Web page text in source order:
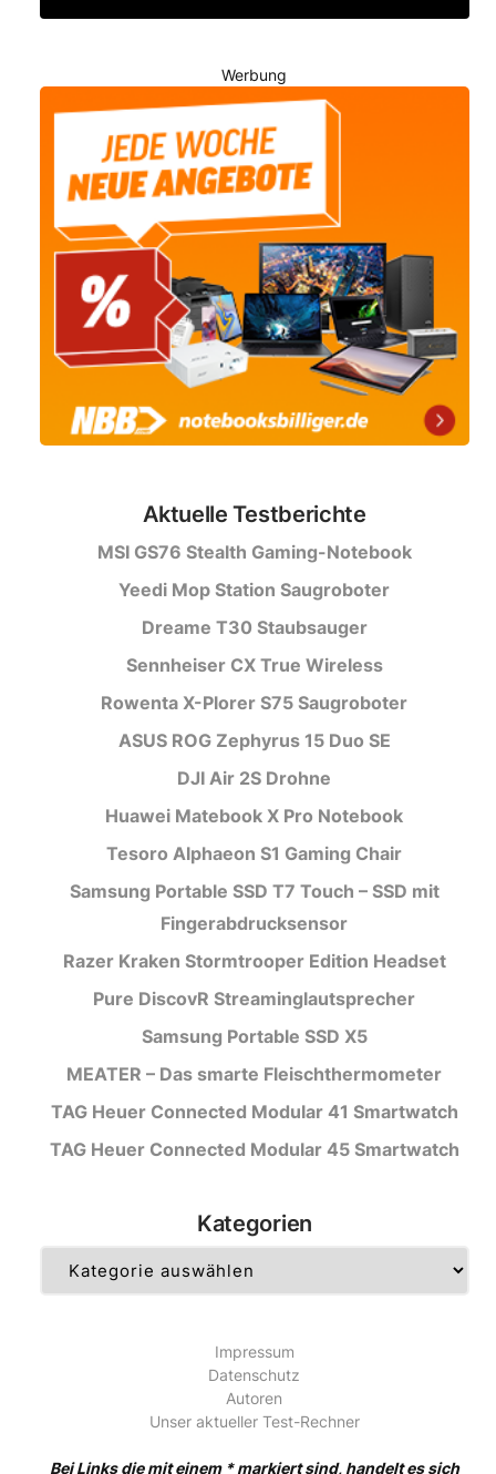
Werbung
Aktuelle Testberichte
MSI GS76 Stealth Gaming-Notebook
Yeedi Mop Station Saugroboter
Dreame T30 Staubsauger
Sennheiser CX True Wireless
Rowenta X-Plorer S75 Saugroboter
ASUS ROG Zephyrus 15 Duo SE
DJI Air 2S Drohne
Huawei Matebook X Pro Notebook
Tesoro Alphaeon S1 Gaming Chair
Samsung Portable SSD T7 Touch – SSD mit
Fingerabdrucksensor
Razer Kraken Stormtrooper Edition Headset
Pure DiscovR Streaminglautsprecher
Samsung Portable SSD X5
MEATER – Das smarte Fleischthermometer
TAG Heuer Connected Modular 41 Smartwatch
TAG Heuer Connected Modular 45 Smartwatch
Kategorien
Impressum
Datenschutz
Autoren
Unser aktueller Test-Rechner
Bei Links die mit einem * markiert sind, handelt es sich